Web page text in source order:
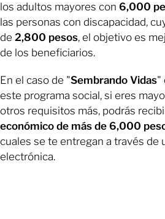
los adultos mayores con 6,000
las personas con discapacidad,
de 2,800 pesos, el objetivo es
de los beneficiarios.
En el caso de "Sembrando Vidas"
este programa social, si eres
otros requisitos más, podrás
económico de más de 6,000
cuales se te entregan a través de
electrónica.